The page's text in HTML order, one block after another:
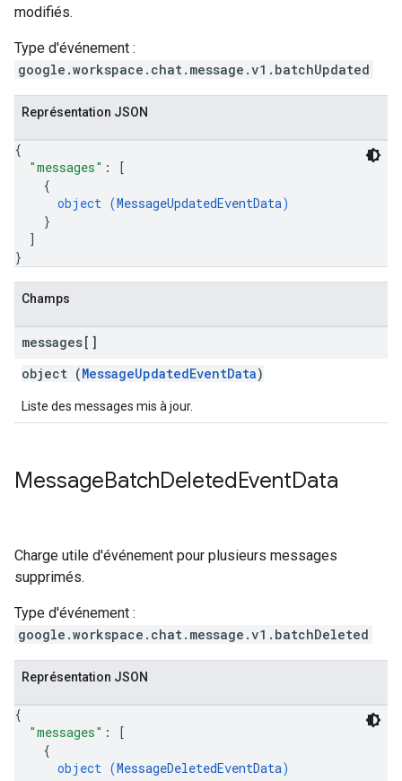
modifiés.
Type d'événement :
google.workspace.chat.message.v1.batchUpdated
Représentation JSON
{
"messages" :
[
{
object (MessageUpdatedEventData)
}
]
}
Champs
messages[]
object (MessageUpdatedEventData)
Liste des messages mis à jour.
MessageBatchDeletedEventData
Charge utile d'événement pour plusieurs messages
supprimés.
Type d'événement :
google.workspace.chat.message.v1.batchDeleted
Représentation JSON
{
"messages" :
[
{
object (MessageDeletedEventData)